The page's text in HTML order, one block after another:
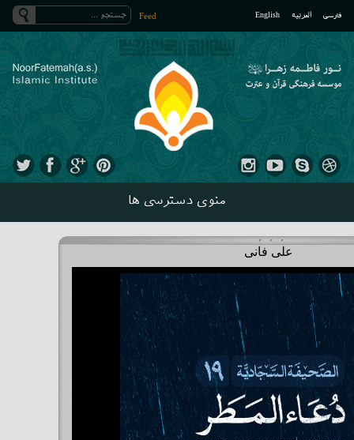
فارسی العربیه English
Feed
منوی دسترسی ها
علی فانی